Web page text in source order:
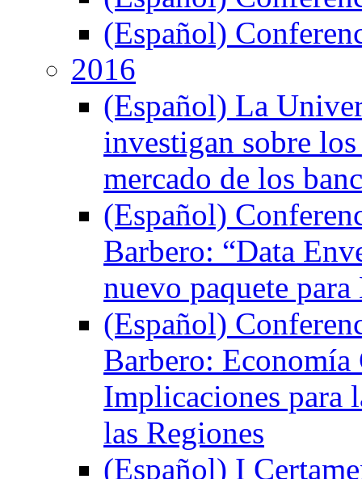
(Español)
2016
(Español) La
investigan sobre
mercado de los
(Español)
Barbero: “Data
nuevo paquete
(Español)
Barbero: Economía
Implicaciones para
las Regiones
(Español) I